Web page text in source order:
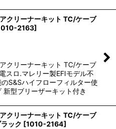
クリーナーキット TC/ケーブ
2163]
クリーナーキット TC/ケーブ
スロ.マレリー製EFIモデル不
S&Sハイフローフィルター使
新型ブリーザーキット付き
クリーナーキット TC/ケーブ
ック [1010-2164]